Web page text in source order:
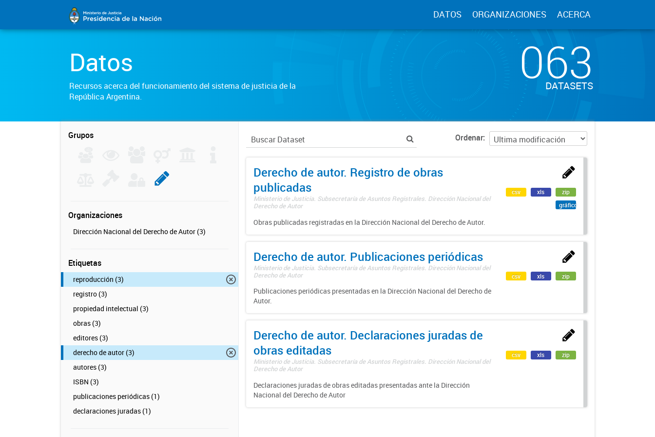
DATOS ORGANIZACIONES ACERCA
Datos
Recursos acerca del funcionamiento del sistema de justicia de la
República Argentina.
063
DATASETS
Grupos
Organizaciones
Dirección Nacional del Derecho de Autor (3)
Etiquetas
reproducción (3)
registro (3)
propiedad intelectual (3)
obras (3)
editores (3)
derecho de autor (3)
autores (3)
ISBN (3)
publicaciones periódicas (1)
declaraciones juradas (1)
Ordenar
Derecho de autor. Registro de obras
publicadas
Ministerio de Justicia. Subsecretaría de Asuntos Registrales. Dirección Nacional del
Derecho de Autor
Obras publicadas registradas en la Dirección Nacional del Derecho de Autor.
csv xls
zip
gráfico
Derecho de autor. Publicaciones periódicas
Ministerio de Justicia. Subsecretaría de Asuntos Registrales. Dirección Nacional del
Derecho de Autor
Publicaciones periódicas presentadas en la Dirección Nacional del Derecho de
Autor.
csv xls zip
Derecho de autor. Declaraciones juradas de
obras editadas
Ministerio de Justicia. Subsecretaría de Asuntos Registrales. Dirección Nacional del
Derecho de Autor
Declaraciones juradas de obras editadas presentadas ante la Dirección
Nacional del Derecho de Autor
csv xls zip